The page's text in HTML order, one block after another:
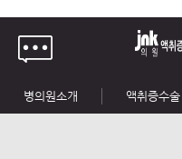
병의원소개 액취증수술